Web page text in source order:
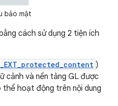
bảo mật
cách sử dụng 2 tiện ích
)
cảnh và nền tảng GL được
hoạt động trên nội dung